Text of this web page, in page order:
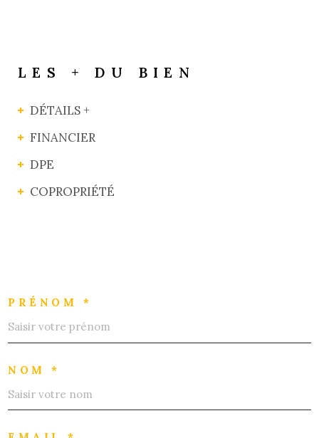
LES + DU BIEN
DÉTAILS +
FINANCIER
DPE
COPROPRIÉTÉ
PRÉNOM *
NOM *